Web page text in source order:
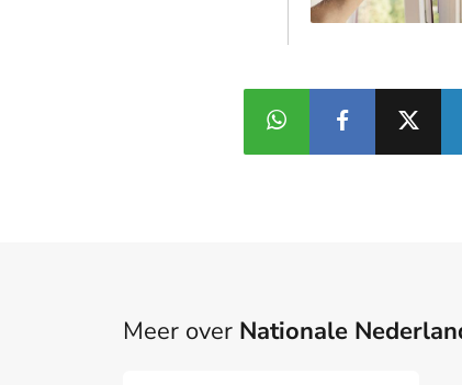
Meer over Nationale